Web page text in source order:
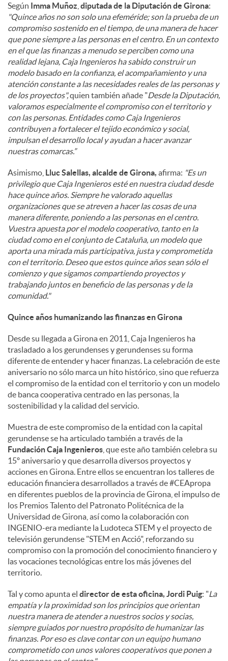
Según Imma Muñoz diputada de la Diputación de Girona:
"Quince años no son solo una efeméride; son la prueba de un
compromiso sostenido en el tiempo, de una manera de hacer
que pone siempre a las personas en el centro. En un contexto
en el que las finanzas a menudo se perciben como una
realidad lejana, Caja Ingenieros ha sabido construir un
modelo basado en la confianza, el acompañamiento y una
atención constante a las necesidades reales de las personas y
de los proyectos",quien también añade "Desde la Diputación,
valoramos especialmente el compromiso con el territorio y
con las personas. Entidades como Caja Ingenieros
contribuyen a fortalecer el tejido económico y social,
impulsan el desarrollo local y ayudan a hacer avanzar
nuestras comarcas.”
Asimismo, Lluc Salellas, alcalde de Girona, afirma: "Es un
privilegio que Caja Ingenieros esté en nuestra ciudad desde
hace quince años. Siempre he valorado aquellas
organizaciones que se atreven a hacer las cosas de una
manera diferente, poniendo a las personas en el centro.
Vuestra apuesta por el modelo cooperativo, tanto en la
ciudad como en el conjunto de Cataluña, un modelo que
aporta una mirada más participativa, justa y comprometida
con el territorio. Deseo que estos quince años sean sólo el
comienzo y que sigamos compartiendo proyectos y
trabajando juntos en beneficio de las personas y de la
comunidad."
Quince años humanizando las finanzas en Girona
Desde su llegada a Girona en 2011, Caja Ingenieros ha
trasladado a los gerundenses y gerundenses su forma
diferente de entender y hacer finanzas. La celebración de este
aniversario no sólo marca un hito histórico, sino que refuerza
el compromiso de la entidad con el territorio y con un modelo
de banca cooperativa centrado en las personas, la
sostenibilidad y la calidad del servicio.
Muestra de este compromiso de la entidad con la capital
gerundense se ha articulado también a través de la
Fundación Caja Ingenieros , que este año también celebra su
15º aniversario y que desarrolla diversos proyectos y
acciones en Girona. Entre ellos se encuentran los talleres de
educación financiera desarrollados a través de #CEApropa
en diferentes pueblos de la provincia de Girona, el impulso de
los Premios Talento del Patronato Politécnica de la
Universidad de Girona, así como la colaboración con
INGENIO-era mediante la Ludoteca STEM y el proyecto de
televisión gerundense "STEM en Acció", reforzando su
compromiso con la promoción del conocimiento financiero y
las vocaciones tecnológicas entre los más jóvenes del
territorio.
Tal y como apunta el director de esta oficina, Jordi Puig: "La
empatía y la proximidad son los principios que orientan
nuestra manera de atender a nuestros socios y socias,
siempre guiados por nuestro propósito de humanizar las
finanzas. Por eso es clave contar con un equipo humano
comprometido con unos valores cooperativos que ponen a